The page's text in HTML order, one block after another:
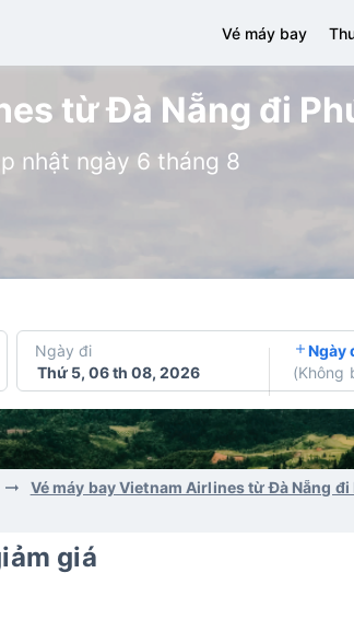
Vé máy bay
từ Đà Nẵng đi
nhật ngày 6 tháng 8
Ngày đi
Thứ 5, 06 th 08, 2026
Ngày
(Không
Vé máy bay Vietnam Airlines từ Đà Nẵng đi
giá